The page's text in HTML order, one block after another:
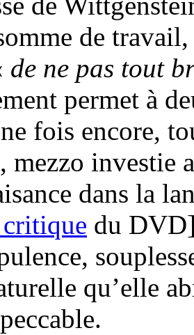
de
de ne pas tout
permet à
fois encore,
mezzo investie
dans la
du
qu’elle